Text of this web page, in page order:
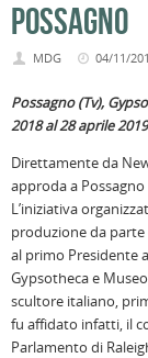
POSSAGNO
MDG 04/11/
Possagno (Tv),
2018 al 28 aprile 2019
Direttamente da
approda a
L’iniziativa
produzione da
al primo Presidente
Gypsotheca e
scultore italiano,
fu affidato infatti, il
Parlamento di